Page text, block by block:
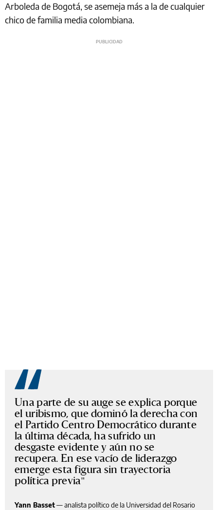
Arboleda de Bogotá, se asemeja más a la de cualquier
chico de familia media colombiana.
Una parte de su auge se explica porque
el uribismo, que dominó la derecha con
el Partido Centro Democrático durante
la última década, ha sufrido un
desgaste evidente y aún no se
recupera. En ese vacío de liderazgo
emerge esta figura sin trayectoria
política previa
Yann Basset—analista político de la Universidad del Rosario